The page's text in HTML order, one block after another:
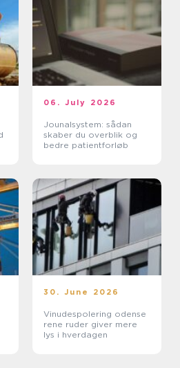
06. July 2026
Jounalsystem: sådan
skaber du overblik og
bedre patientforløb
30. June 2026
Vinudespolering odense
rene ruder giver mere
lys i hverdagen